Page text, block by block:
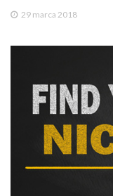
29 marca 2018